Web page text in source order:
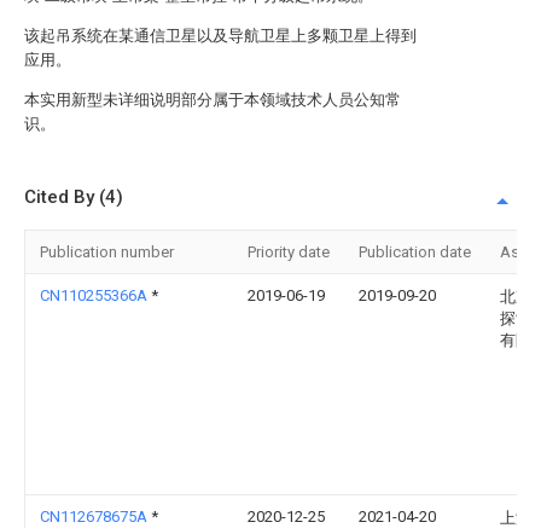
该起吊系统在某通信卫星以及导航卫星上多颗卫星上得到
应用。
本实用新型未详细说明部分属于本领域技术人员公知常
识。
Cited By (4)
Publication number Priority date Publication date
CN110255366A * 2019-06-19 2019-09-20
北京
探索
有限
CN112678675A * 2020-12-25 2021-04-20
上海